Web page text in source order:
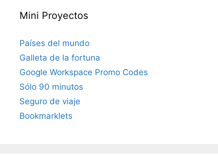
Mini Proyectos
Países del mundo
Galleta de la fortuna
Google Workspace Promo Codes
Sólo 90 minutos
Seguro de viaje
Bookmarklets